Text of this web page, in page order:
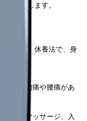
に向上します。
き
過ごす」休養法で、身
後、筋肉痛や腰痛があ
読書、マッサージ、入